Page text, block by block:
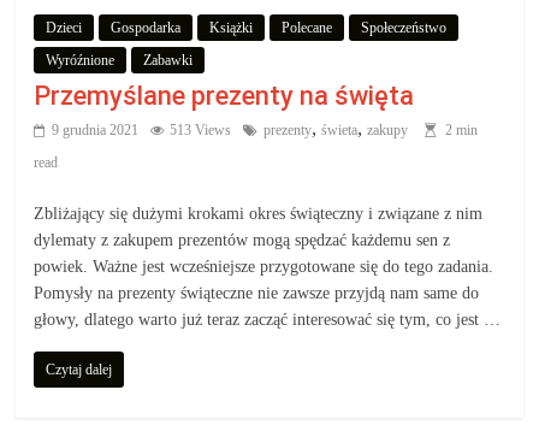
Dzieci Gospodarka Książki Polecane
Społeczeństwo
Wyróźnione
Zabawki
Przemyślane prezenty na święta
9 grudnia 2021 513 Views prezenty,świeta,zakupy
2 min
read
Zbliżający się dużymi krokami okres świąteczny i związane z nim
dylematy z zakupem prezentów mogą spędzać każdemu sen z
powiek. Ważne jest wcześniejsze przygotowane się do tego zadania.
Pomysły na prezenty świąteczne nie zawsze przyjdą nam same do
głowy, dlatego warto już teraz zacząć interesować się tym, co jest …
Czytaj dalej